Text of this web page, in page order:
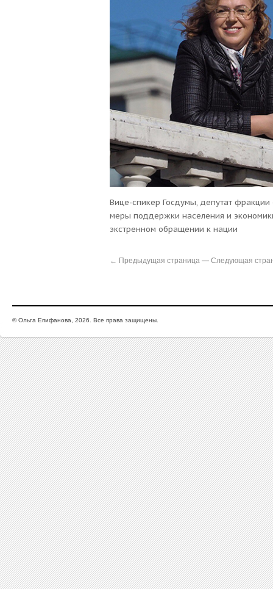
Вице-спикер Госдумы, депутат
меры поддержки населения и
экстренном обращении к нации
← Предыдущая страница — Следующая
© Ольга Епифанова, 2026. Все права защищены.